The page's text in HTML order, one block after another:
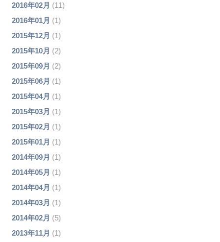
2016年02月 (11)
2016年01月 (1)
2015年12月 (1)
2015年10月 (2)
2015年09月 (2)
2015年06月 (1)
2015年04月 (1)
2015年03月 (1)
2015年02月 (1)
2015年01月 (1)
2014年09月 (1)
2014年05月 (1)
2014年04月 (1)
2014年03月 (1)
2014年02月 (5)
2013年11月 (1)